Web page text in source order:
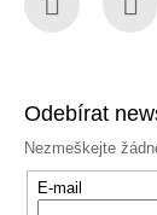
Odebírat
Nezmeškejte
E-mail